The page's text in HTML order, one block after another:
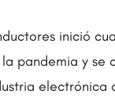
inició
pandemia y se
electrónica